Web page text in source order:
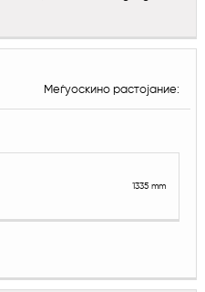
Меѓуоскино растојание:
1335 mm